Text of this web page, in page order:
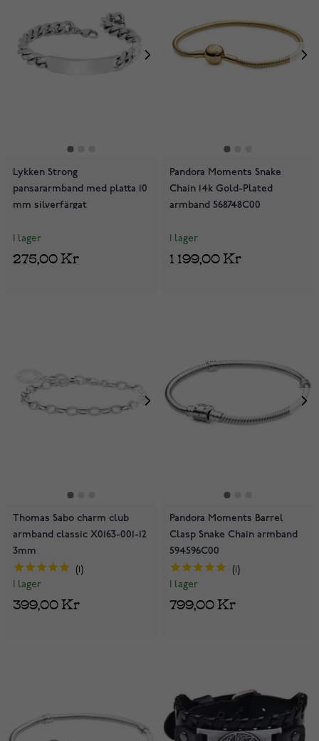
Lykken Strong
pansararmband med platta 10
mm silverfärgat
I lager
275,00 Kr
Pandora Moments Snake
Chain 14k Gold-Plated
armband 568748C00
I lager
1 199,00 Kr
Thomas Sabo charm club
armband classic X0163-001-12
3mm
I lager
399,00 Kr
Pandora Moments Barrel
Clasp Snake Chain armband
594596C00
I lager
799,00 Kr